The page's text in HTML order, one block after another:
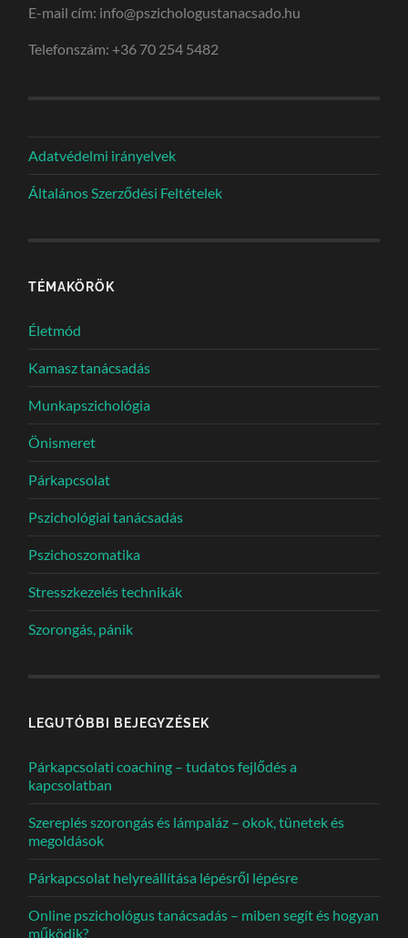
E-mail cím: info@pszichologustanacsado.hu
Telefonszám: +36 70 254 5482
Adatvédelmi irányelvek
Általános Szerződési Feltételek
TÉMAKÖRÖK
Életmód
Kamasz tanácsadás
Munkapszichológia
Önismeret
Párkapcsolat
Pszichológiai tanácsadás
Pszichoszomatika
Stresszkezelés technikák
Szorongás, pánik
LEGUTÓBBI BEJEGYZÉSEK
Párkapcsolati coaching – tudatos fejlődés a
kapcsolatban
Szereplés szorongás és lámpaláz – okok, tünetek és
megoldások
Párkapcsolat helyreállítása lépésről lépésre
Online pszichológus tanácsadás – miben segít és hogyan
működik?